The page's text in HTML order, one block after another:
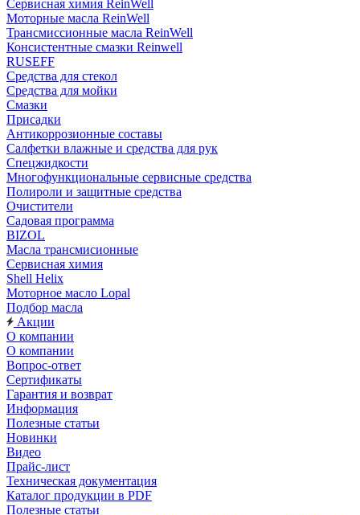
Сервисная химия ReinWell
Моторные масла ReinWell
Трансмиссионные масла ReinWell
Консистентные смазки Reinwell
RUSEFF
Средства для стекол
Средства для мойки
Смазки
Присадки
Антикоррозионные составы
Салфетки влажные и средства для рук
Спецжидкости
Многофункциональные сервисные средства
Полироли и защитные средства
Очистители
Садовая программа
BIZOL
Масла трансмисионные
Сервисная химия
Shell Helix
Моторное масло Lopal
Подбор масла
Акции
О компании
О компании
Вопрос-ответ
Сертификаты
Гарантия и возврат
Информация
Полезные статьи
Новинки
Видео
Прайс-лист
Техническая документация
Каталог продукции в PDF
Полезные статьи